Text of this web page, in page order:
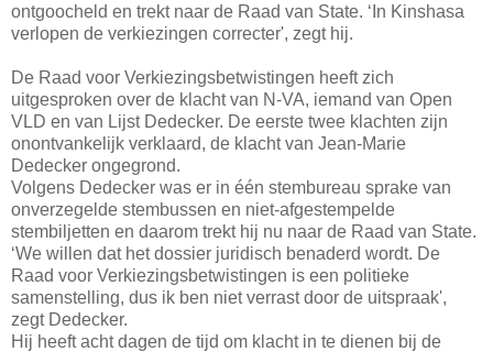
ontgoocheld en trekt naar de Raad van State. ‘In Kinshasa
verlopen de verkiezingen correcter', zegt hij.
De Raad voor Verkiezingsbetwistingen heeft zich
uitgesproken over de klacht van N-VA, iemand van Open
VLD en van Lijst Dedecker. De eerste twee klachten zijn
onontvankelijk verklaard, de klacht van Jean-Marie
Dedecker ongegrond.
Volgens Dedecker was er in één stembureau sprake van
onverzegelde stembussen en niet-afgestempelde
stembiljetten en daarom trekt hij nu naar de Raad van State.
‘We willen dat het dossier juridisch benaderd wordt. De
Raad voor Verkiezingsbetwistingen is een politieke
samenstelling, dus ik ben niet verrast door de uitspraak',
zegt Dedecker.
Hij heeft acht dagen de tijd om klacht in te dienen bij de